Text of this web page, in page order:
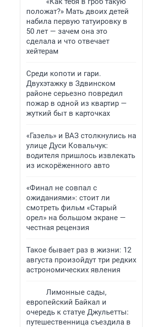
положат?» Мать двоих детей
набила первую татуировку в
50 лет — зачем она это
сделала и что отвечает
хейтерам
Среди копоти и гари.
Двухэтажку в Здвинском
районе серьезно повредил
пожар в одной из квартир —
жуткий быт в карточках
«Газель» и ВАЗ столкнулись на
улице Дуси Ковальчук:
водителя пришлось извлекать
из искорёженного авто
«Финал не совпал с
ожиданиями»: стоит ли
смотреть фильм «Старый
орел» на большом экране —
честная рецензия
Такое бывает раз в жизни: 12
августа произойдут три редких
астрономических явления
Лимонные сады,
европейский Байкал и
очередь к статуе Джульетты:
путешественница съездила в